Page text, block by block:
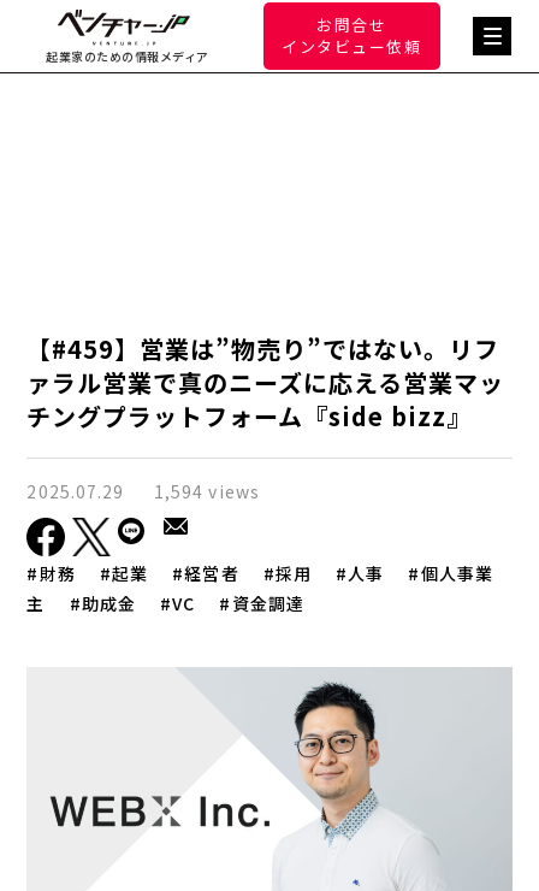
起業家のための情報メディア
お問合せ
インタビュー依頼
【#459】営業は”物売り”ではない。リフ
ァラル営業で真のニーズに応える営業マッ
チングプラットフォーム『side bizz』
2025.07.29 1,594 views
財務 起業 経営者 採用 人事
個人事業
主
助成金 VC 資金調達